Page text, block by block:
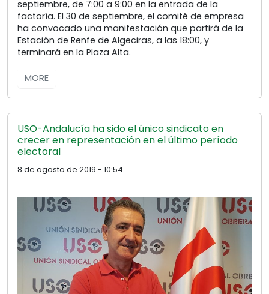
septiembre, de 7:00 a 9:00 en la entrada de la
factoría. El 30 de septiembre, el comité de empresa
ha convocado una manifestación que partirá de la
Estación de Renfe de Algeciras, a las 18:00, y
terminará en la Plaza Alta.
MORE
USO-Andalucía ha sido el único sindicato en
crecer en representación en el último período
electoral
8 de agosto de 2019 - 10:54